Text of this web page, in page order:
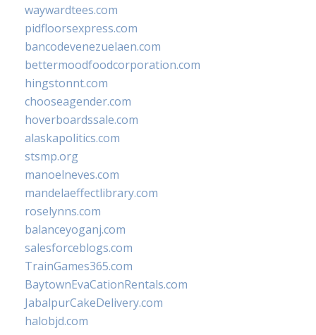
waywardtees.com
pidfloorsexpress.com
bancodevenezuelaen.com
bettermoodfoodcorporation.com
hingstonnt.com
chooseagender.com
hoverboardssale.com
alaskapolitics.com
stsmp.org
manoelneves.com
mandelaeffectlibrary.com
roselynns.com
balanceyoganj.com
salesforceblogs.com
TrainGames365.com
BaytownEvaCationRentals.com
JabalpurCakeDelivery.com
halobjd.com